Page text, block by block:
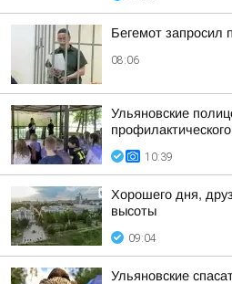
Бегемот запросил
08:06
Ульяновские
10:39
Хорошего дня,
высоты
09:04
Ульяновские